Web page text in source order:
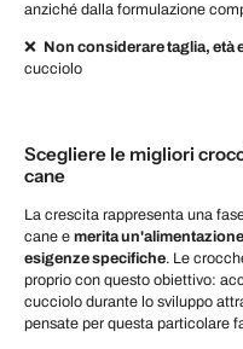
anziché dalla formulazione
❌ Non considerare taglia, età
cucciolo
Scegliere le migliori
cane
La crescita rappresenta una
cane e merita
esigenze specifiche. Le
proprio con questo obiettivo:
cucciolo durante lo sviluppo
pensate per questa particolare